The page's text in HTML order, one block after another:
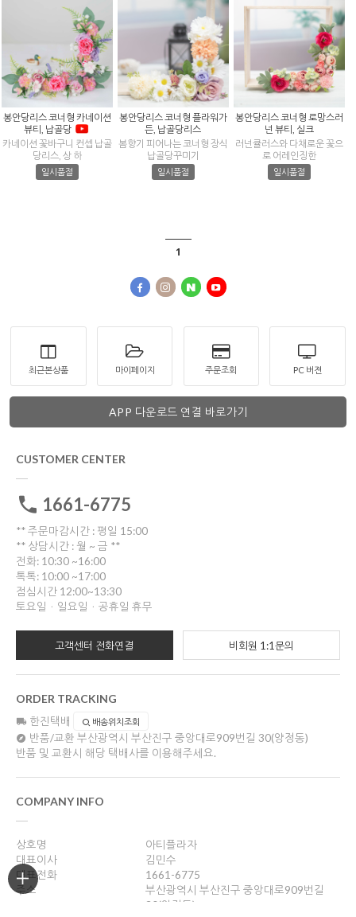
봉안당리스 코너형 카네이션
뷰티, 납골당
카네이션 꽃바구니 컨셉 납골
당리스, 상 하
일시품절
봉안당리스 코너형 플라워가
든, 납골당리스
봄향기 피어나는 코너형 장식
납골당꾸미기
일시품절
봉안당리스 코너형 로망스러
넌 뷰티, 실크
러넌큘러스와 다채로운 꽃으
로 어레인징한
일시품절
1
최근본상품 마이페이지 주문조회 PC 버젼
APP 다운로드 연결 바로가기
CUSTOMER CENTER
1661-6775
** 주문마감시간 : 평일 15:00
** 상담시간 : 월 ~ 금 **
전화: 10:30 ~16:00
톡톡: 10:00 ~17:00
점심시간 12:00~13:30
토요일ㆍ일요일ㆍ공휴일 휴무
고객센터 전화연결 비회원 1:1문의
ORDER TRACKING
한진택배 배송위치조회
반품/교환 부산광역시 부산진구 중앙대로909번길 30(양정동)
반품 및 교환시 해당 택배사를 이용해주세요.
COMPANY INFO
상호명
아티플라자
대표이사
김민수
대표전화
1661-6775
주소
부산광역시 부산진구 중앙대로909번길
30(양정동)